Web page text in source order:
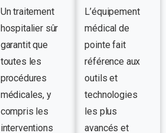
Un traitement
hospitalier sûr
garantit que
toutes les
procédures
médicales, y
compris les
interventions
L’équipement
médical de
pointe fait
référence aux
outils et
technologies
les plus
avancés et